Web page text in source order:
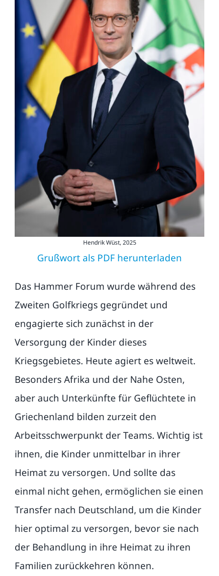
Hendrik Wüst, 2025
Grußwort als PDF herunterladen
Das Hammer Forum wurde während des
Zweiten Golfkriegs gegründet und
engagierte sich zunächst in der
Versorgung der Kinder dieses
Kriegsgebietes. Heute agiert es weltweit.
Besonders Afrika und der Nahe Osten,
aber auch Unterkünfte für Geflüchtete in
Griechenland bilden zurzeit den
Arbeitsschwerpunkt der Teams. Wichtig ist
ihnen, die Kinder unmittelbar in ihrer
Heimat zu versorgen. Und sollte das
einmal nicht gehen, ermöglichen sie einen
Transfer nach Deutschland, um die Kinder
hier optimal zu versorgen, bevor sie nach
der Behandlung in ihre Heimat zu ihren
Familien zurückkehren können.